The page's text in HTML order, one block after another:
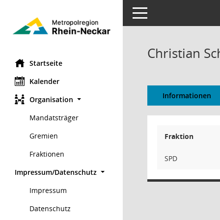
Startseite
Kalender
Organisation
Mandatsträger
Gremien
Fraktionen
Impressum/Datenschutz
Impressum
Datenschutz
Toggle navigation
Christian
Informationen
Fraktion
SPD